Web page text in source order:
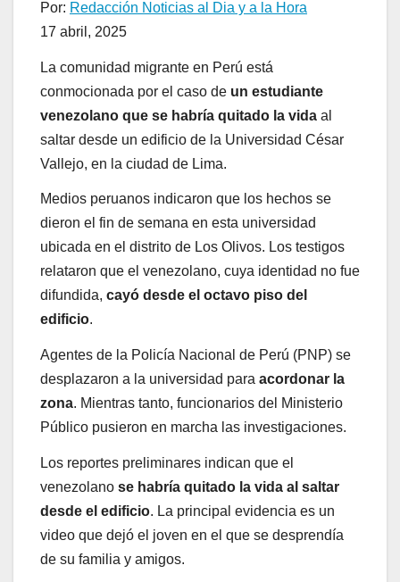
Por: Redacción Noticias al Dia y a la Hora
17 abril, 2025
La comunidad migrante en Perú está
conmocionada por el caso de un estudiante
venezolano que se habría quitado la vida al
saltar desde un edificio de la Universidad César
Vallejo, en la ciudad de Lima.
Medios peruanos indicaron que los hechos se
dieron el fin de semana en esta universidad
ubicada en el distrito de Los Olivos. Los testigos
relataron que el venezolano, cuya identidad no fue
difundida, cayó desde el octavo piso del
edificio.
Agentes de la Policía Nacional de Perú (PNP) se
desplazaron a la universidad para acordonar la
zona. Mientras tanto, funcionarios del Ministerio
Público pusieron en marcha las investigaciones.
Los reportes preliminares indican que el
venezolano se habría quitado la vida al saltar
desde el edificio. La principal evidencia es un
video que dejó el joven en el que se desprendía
de su familia y amigos.